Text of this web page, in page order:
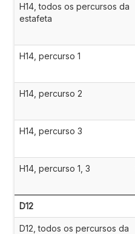
H14, todos os percursos da
estafeta
H14, percurso 1
H14, percurso 2
H14, percurso 3
H14, percurso 1, 3
D12
D12, todos os percursos da